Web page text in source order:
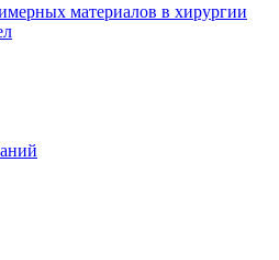
материалов в хирургии